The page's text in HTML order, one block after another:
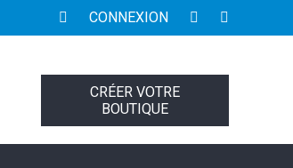
CONNEXION
CRÉER VOTRE
BOUTIQUE